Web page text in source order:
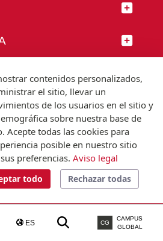
ES CG
CAMPUS
GLOBAL
Pompeu Fabra
Barcelona
93 542 20 00
contenidos personalizados,
el sitio, llevar un
de los usuarios en el sitio y
sobre nuestra base de
Acepte todas las cookies para
posible en nuestro sitio
preferencias. Aviso legal
todo Rechazar todas